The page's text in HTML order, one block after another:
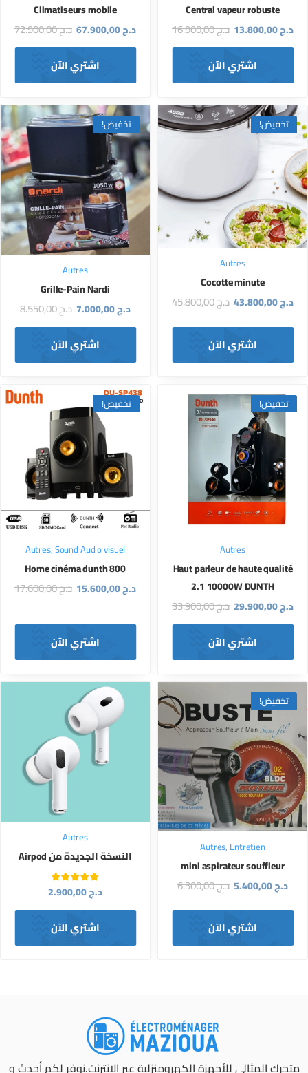
Central vapeur robuste
د.ج
د.ج16.900,00
اشتري الآن
Climatiseurs mobile
د.ج
د.ج72.900,00
اشتري الآن
تخفيض!
Autres
Cocotte minute
د.ج
د.ج45.800,00
اشتري الآن
تخفيض!
Autres
Grille-Pain Nardi
د.ج
د.ج8.550,00
اشتري الآن
تخفيض!
Autres
Haut parleur de haute qualité
2.1 10000W DUNTH
د.ج
د.ج33.900,00
اشتري الآن
تخفيض!
Autres,Sound Audio visuel
Home cinéma dunth 800
د.ج
د.ج17.600,00
اشتري الآن
تخفيض!
Autres, Entretien
mini aspirateur souffleur
د.ج
د.ج6.300,00
اشتري الآن
Autres
النسخة الجديدة من Airpod
تم التقييم
5.00من 5د.ج
اشتري الآن
متجرك المثالي للأجهزة الكهرومنزلية عبر الإنترنت.نوفر لكم أحدث و